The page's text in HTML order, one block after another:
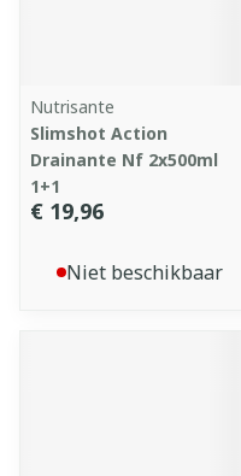
Nutrisante
Slimshot Action
Drainante Nf 2x500ml
1+1
€ 19,96
Niet beschikbaar